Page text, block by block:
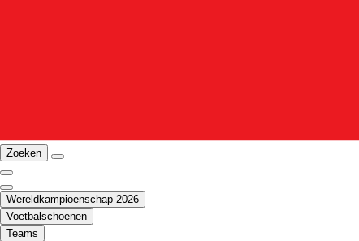
Zoeken
Wereldkampioenschap 2026
Voetbalschoenen
Teams